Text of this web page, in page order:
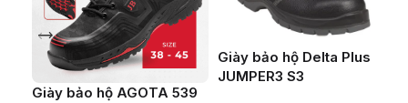
Giày bảo hộ AGOTA 539
Giày bảo hộ Delta Plus
JUMPER3 S3